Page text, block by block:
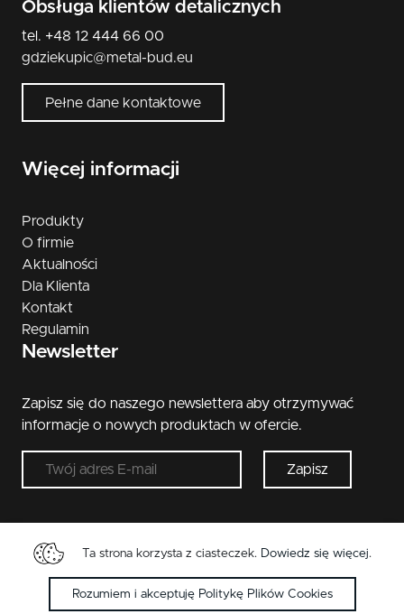
Obsługa klientów detalicznych
tel. +48 12 444 66 00
gdziekupic@metal-bud.eu
Pełne dane kontaktowe
Więcej informacji
Produkty
O firmie
Aktualności
Dla Klienta
Kontakt
Regulamin
Newsletter
Zapisz się do naszego newslettera aby otrzymywać
informacje o nowych produktach w ofercie.
Zapisz
Copyright © 2026 Metal-Bud. Wszelkie przwa
zastrzeżone.
Ta strona korzysta z ciasteczek. Dowiedz się więcej.
Rozumiem i akceptuję Politykę Plików Cookies